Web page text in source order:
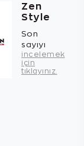
Zen
Style
Son
sayıyı
incelemek
için
tıklayınız.